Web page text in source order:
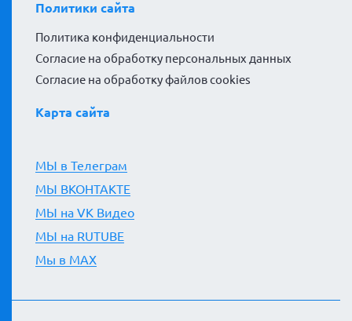
Политики сайта
Политика конфиденциальности
Согласие на обработку персональных данных
Согласие на обработку файлов cookies
Карта сайта
МЫ в Телеграм
МЫ ВКОНТАКТЕ
МЫ на VK Видео
МЫ на RUTUBE
Мы в MAX